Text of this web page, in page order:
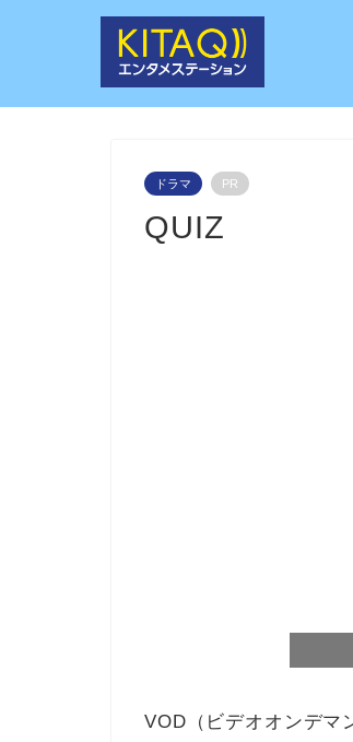
ドラマ PR
QUIZ
VOD（ビデオオンデマ